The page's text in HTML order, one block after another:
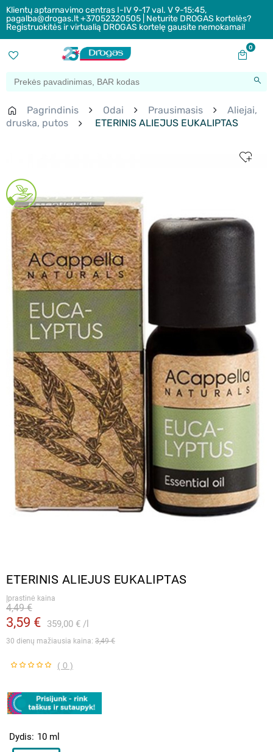
Klientų aptarnavimo centras I-IV 9-17 val. V 9-15:45,
pagalba@drogas.lt +37052320505 | Neturite DROGAS kortelės?
Registruokitės ir virtualią DROGAS kortelę gausite nemokamai!
0
Pagrindinis Odai Prausimasis
Aliejai,
druska, putos
ETERINIS ALIEJUS EUKALIPTAS
ETERINIS ALIEJUS EUKALIPTAS
Įprastinė kaina
3,59 € 359,00 €
4,49 €
30 dienų mažiausia kaina: 3,49 €
( 0 )
Dydis 10 ml